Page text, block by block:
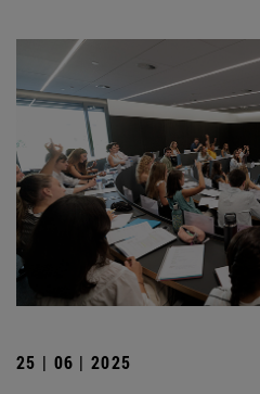
25 | 06 | 2025